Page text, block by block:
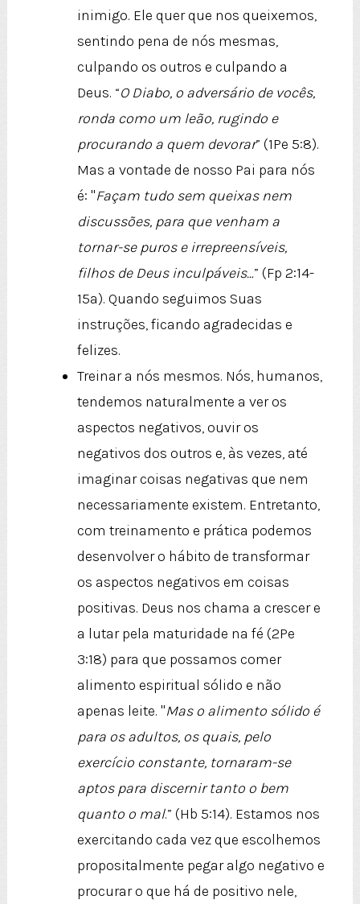
inimigo. Ele quer que nos queixemos,
sentindo pena de nós mesmas,
culpando os outros e culpando a
Deus. “O Diabo, o adversário de vocês,
ronda como um leão, rugindo e
procurando a quem devorar” (1Pe 5:8).
Mas a vontade de nosso Pai para nós
é: "Façam tudo sem queixas nem
discussões, para que venham a
tornar-se puros e irrepreensíveis,
filhos de Deus inculpáveis…” (Fp 2:14-
15a). Quando seguimos Suas
instruções, ficando agradecidas e
felizes.
Treinar a nós mesmos. Nós, humanos,
tendemos naturalmente a ver os
aspectos negativos, ouvir os
negativos dos outros e, às vezes, até
imaginar coisas negativas que nem
necessariamente existem. Entretanto,
com treinamento e prática podemos
desenvolver o hábito de transformar
os aspectos negativos em coisas
positivas. Deus nos chama a crescer e
a lutar pela maturidade na fé (2Pe
3:18) para que possamos comer
alimento espiritual sólido e não
apenas leite. "Mas o alimento sólido é
para os adultos, os quais, pelo
exercício constante, tornaram-se
aptos para discernir tanto o bem
quanto o mal.” (Hb 5:14). Estamos nos
exercitando cada vez que escolhemos
propositalmente pegar algo negativo e
procurar o que há de positivo nele,